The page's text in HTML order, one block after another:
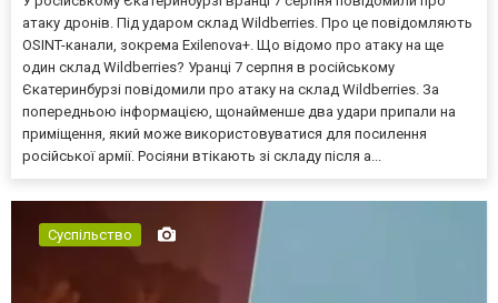
атаку дронів. Під ударом склад Wildberries. Про це повідомляють
OSINT-канали, зокрема Exilenova+. Що відомо про атаку на ще
один склад Wildberries? Уранці 7 серпня в російському
Єкатеринбурзі повідомили про атаку на склад Wildberries. За
попередньою інформацією, щонайменше два удари припали на
приміщення, який може використовуватися для посилення
російської армії. Росіяни втікають зі складу після а...
Суспільство